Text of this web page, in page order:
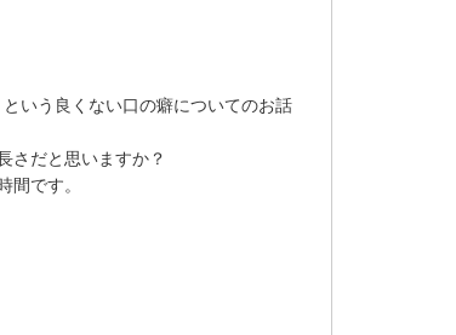
いう良くない口の癖についてのお話
さだと思いますか？
です。